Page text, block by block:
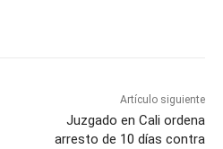
Artículo siguiente
Juzgado en Cali ordena
arresto de 10 días contra